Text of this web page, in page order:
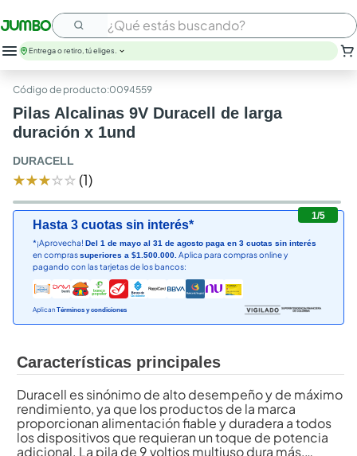
¿Qué estás buscando?
huevos
arroz
papel higienico
nutribela
pollo
cafe
Entrega o retiro, tú eliges.
:0094559
Pilas Alcalinas 9V Duracell de larga
duración x 1und
DURACELL
★★★☆☆ (1)
1/5
Hasta 3 cuotas sin interés*
*¡Aprovecha! Del 1 de mayo al 31 de agosto paga en 3 cuotas sin interés
en comprassuperiores a $1.500.000. Aplica para compras online y
pagando con las tarjetas de los bancos:
Aplican Términos y condiciones
Características principales
Duracell es sinónimo de alto desempeño y de máximo
rendimiento, ya que los productos de la marca
proporcionan alimentación fiable y duradera a todos
los dispositivos que requieran un toque de potencia
adicional. La pila de 9 voltios multiuso dura más,